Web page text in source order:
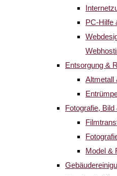
PC-Hilfe
Entsorgung &
Altmetall
Fotografie,
Model &